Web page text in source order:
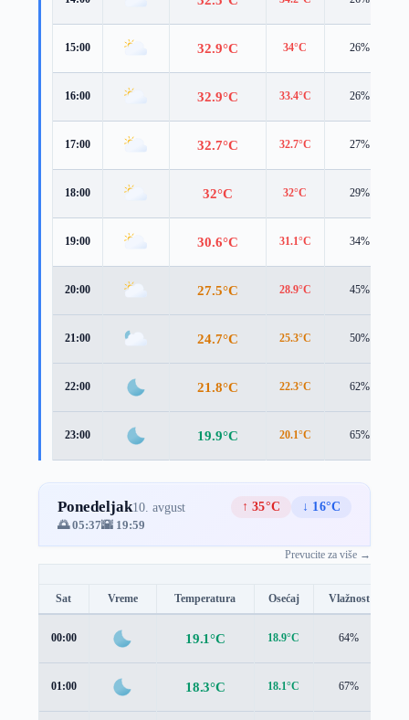
15:00 32.9°C 34°C 26%
16:00 32.9°C 33.4°C 26%
17:00 32.7°C 32.7°C 27%
18:00 32°C 32°C 29%
19:00 30.6°C 31.1°C 34%
20:00 27.5°C 28.9°C 45%
21:00 24.7°C 25.3°C 50%
22:00 21.8°C 22.3°C 62%
23:00 19.9°C 20.1°C 65%
Ponedeljak10. avgust ↑ 35°C
↓ 16°C
🌅 05:37🌇 19:59
Prevucite za više →
Sat Vreme Temperatura Osećaj Vlažnost
00:00 19.1°C 18.9°C 64%
01:00 18.3°C 18.1°C 67%